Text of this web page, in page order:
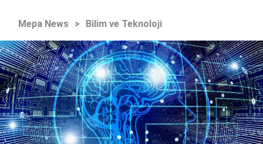
Mepa News > Bilim ve Teknoloji